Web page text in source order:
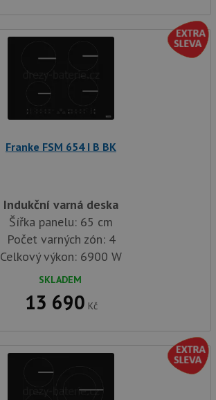
Franke FSM 654 I B BK
Indukční varná deska
Šířka panelu: 65 cm
Počet varných zón: 4
Celkový výkon: 6900 W
SKLADEM
13 690 Kč